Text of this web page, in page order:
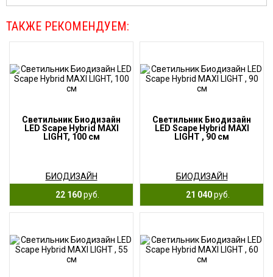
ТАКЖЕ РЕКОМЕНДУЕМ:
Светильник Биодизайн
LED Scape Hybrid MAXI
LIGHT, 100 см
БИОДИЗАЙН
22 160руб.
Светильник Биодизайн
LED Scape Hybrid MAXI
LIGHT , 90 см
БИОДИЗАЙН
21 040руб.